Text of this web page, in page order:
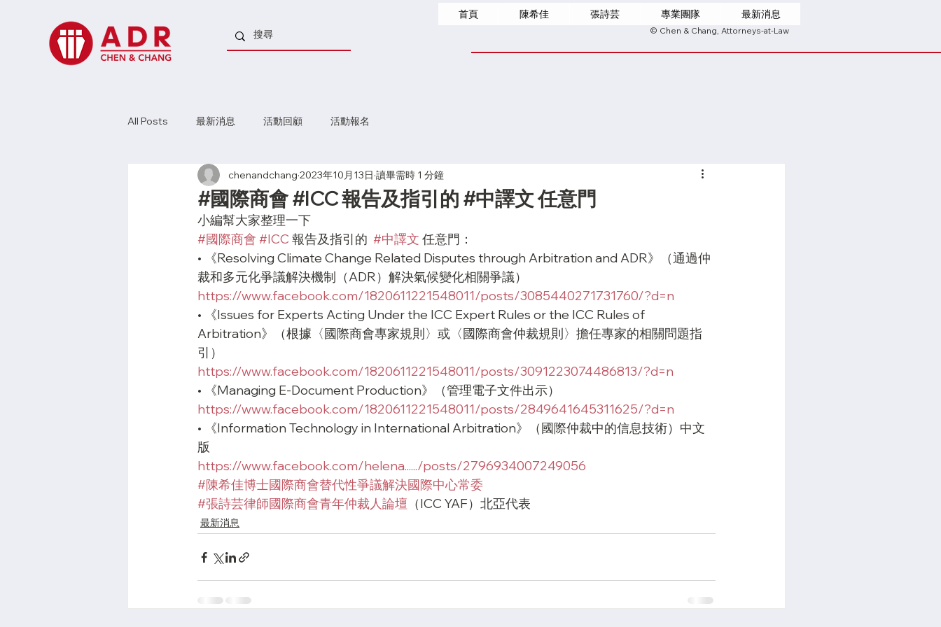
首頁 陳希佳 張詩芸 專業團隊 最新消息
© Chen & Chang, Attorneys-at-Law
All Posts 最新消息 活動回顧 活動報名
#國際商會 #ICC 報告及指引的 #中譯文 任意門
chenandchang 2023年10月13日 讀畢需時 1 分鐘
小編幫大家整理一下
#國際商會 #ICC 報告及指引的 #中譯文 任意門：
• 《Resolving Climate Change Related Disputes through Arbitration and ADR》（通過仲
裁和多元化爭議解決機制（ADR）解決氣候變化相關爭議）
https://www.facebook.com/1820611221548011/posts/3085440271731760/?d=n
• 《Issues for Experts Acting Under the ICC Expert Rules or the ICC Rules of
Arbitration》（根據〈國際商會專家規則〉或〈國際商會仲裁規則〉擔任專家的相關問題指
引）
https://www.facebook.com/1820611221548011/posts/3091223074486813/?d=n
• 《Managing E-Document Production》（管理電子文件出示）
https://www.facebook.com/1820611221548011/posts/2849641645311625/?d=n
• 《Information Technology in International Arbitration》（國際仲裁中的信息技術）中文
版
https://www.facebook.com/helena....../posts/2796934007249056
#陳希佳博士國際商會替代性爭議解決國際中心常委
#張詩芸律師國際商會青年仲裁人論壇 （ICC YAF）北亞代表
最新消息